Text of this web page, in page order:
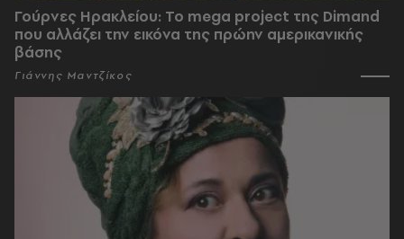
Γούρνες Ηρακλείου: To mega project της Dimand
που αλλάζει την εικόνα της πρώην αμερικανικής
βάσης
Γιάννης Μαντζίκος